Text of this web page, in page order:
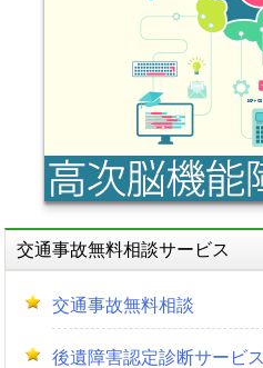
交通事故無料相談サービス
交通事故無料相談
後遺障害認定診断サービス